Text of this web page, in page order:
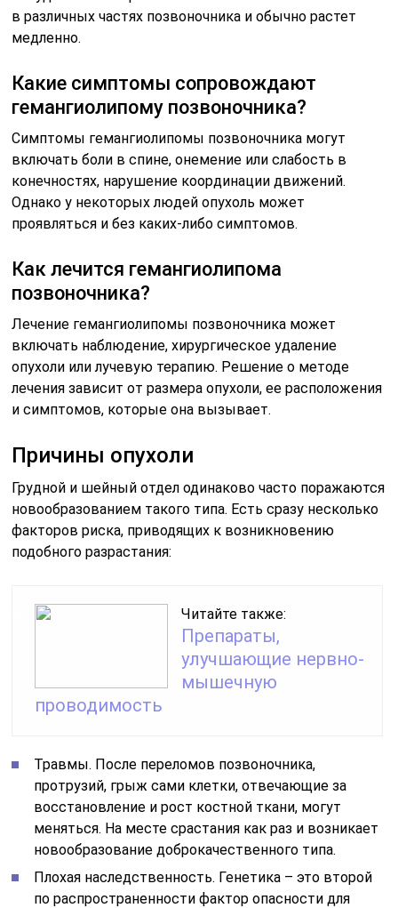
в различных частях позвоночника и обычно растет
медленно.
Какие симптомы сопровождают
гемангиолипому позвоночника?
Симптомы гемангиолипомы позвоночника могут
включать боли в спине, онемение или слабость в
конечностях, нарушение координации движений.
Однако у некоторых людей опухоль может
проявляться и без каких-либо симптомов.
Как лечится гемангиолипома
позвоночника?
Лечение гемангиолипомы позвоночника может
включать наблюдение, хирургическое удаление
опухоли или лучевую терапию. Решение о методе
лечения зависит от размера опухоли, ее расположения
и симптомов, которые она вызывает.
Причины опухоли
Грудной и шейный отдел одинаково часто поражаются
новообразованием такого типа. Есть сразу несколько
факторов риска, приводящих к возникновению
подобного разрастания:
Читайте также:
Препараты,
улучшающие нервно-
мышечную
проводимость
Травмы. После переломов позвоночника,
протрузий, грыж сами клетки, отвечающие за
восстановление и рост костной ткани, могут
меняться. На месте срастания как раз и возникает
новообразование доброкачественного типа.
Плохая наследственность. Генетика – это второй
по распространенности фактор опасности для